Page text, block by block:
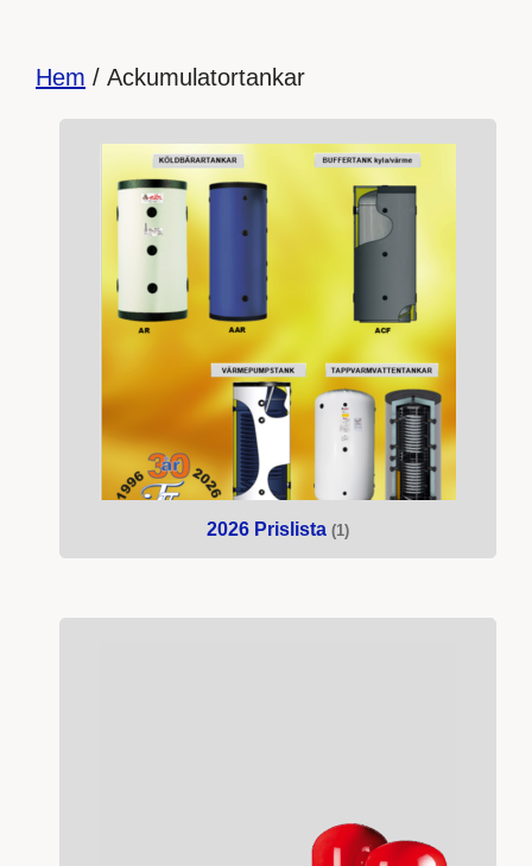
Hem / Ackumulatortankar
2026 Prislista (1)